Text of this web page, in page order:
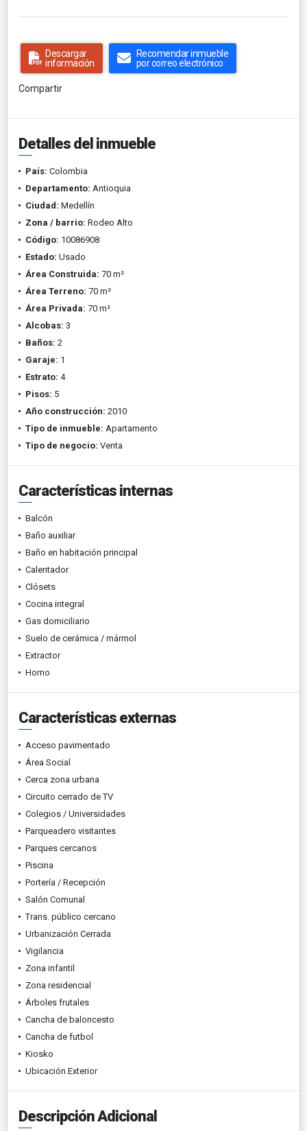
Descargar
información
Recomendar inmueble
por correo electrónico
Compartir
Detalles del inmueble
País: Colombia
Departamento: Antioquia
Ciudad: Medellín
Zona / barrio: Rodeo Alto
Código: 10086908
Estado: Usado
Área Construida: 70 m²
Área Terreno: 70 m²
Área Privada: 70 m²
Alcobas: 3
Baños: 2
Garaje: 1
Estrato: 4
Pisos: 5
Año construcción: 2010
Tipo de inmueble: Apartamento
Tipo de negocio: Venta
Características internas
Balcón
Baño auxiliar
Baño en habitación principal
Calentador
Clósets
Cocina integral
Gas domiciliario
Suelo de cerámica / mármol
Extractor
Horno
Características externas
Acceso pavimentado
Área Social
Cerca zona urbana
Circuito cerrado de TV
Colegios / Universidades
Parqueadero visitantes
Parques cercanos
Piscina
Portería / Recepción
Salón Comunal
Trans. público cercano
Urbanización Cerrada
Vigilancia
Zona infantil
Zona residencial
Árboles frutales
Cancha de baloncesto
Cancha de futbol
Kiosko
Ubicación Exterior
Descripción Adicional